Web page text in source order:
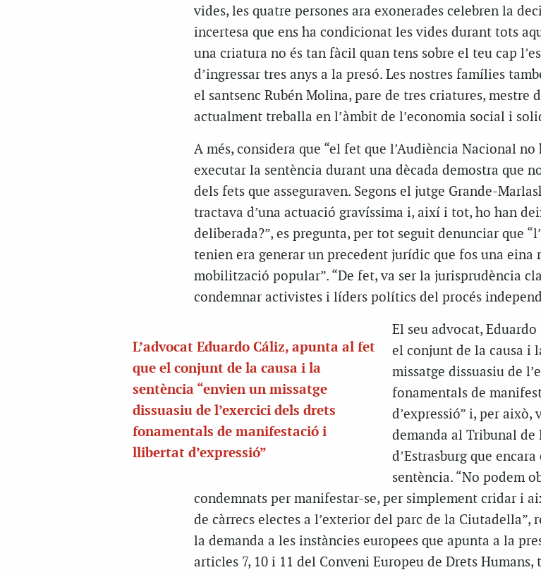
vides, les quatre persones ara exonerades celebren la
incertesa que ens ha condicionat les vides durant tots
una criatura no és tan fàcil quan tens sobre el teu cap
d’ingressar tres anys a la presó. Les nostres famílies
el santsenc Rubén Molina, pare de tres criatures, mestre
actualment treballa en l’àmbit de l’economia social i
A més, considera que “el fet que l’Audiència Nacional
executar la sentència durant una dècada demostra que
dels fets que asseguraven. Segons el jutge Grande-
tractava d’una actuació gravíssima i, així i tot, ho han
deliberada?”, es pregunta, per tot seguit denunciar que
tenien era generar un precedent jurídic que fos una eina
mobilització popular”. “De fet, va ser la jurisprudència
condemnar activistes i líders polítics del procés
L’advocat Eduardo Cáliz, apunta al fet
que el conjunt de la causa i la
sentència “envien un missatge
dissuasiu de l’exercici dels drets
fonamentals de manifestació i
llibertat d’expressió”
El seu advocat,
el conjunt de la causa i
missatge dissuasiu de
fonamentals de
d’expressió” i, per això,
demanda al Tribunal de
d’Estrasburg que encara
sentència. “No podem
condemnats per manifestar-se, per simplement cridar i
de càrrecs electes a l’exterior del parc de la Ciutadella”,
la demanda a les instàncies europees que apunta a la
articles 7, 10 i 11 del Conveni Europeu de Drets Humans,